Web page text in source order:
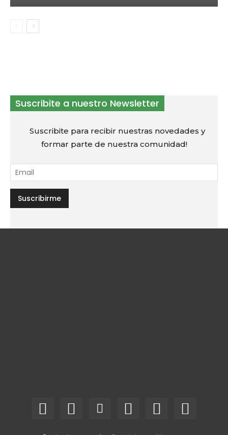
Suscribite a nuestro Newsletter
Suscribite para recibir nuestras novedades y
formar parte de nuestra comunidad!